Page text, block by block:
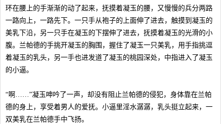
环在腰上的手渐渐的动了起来，抚摸着凝玉的腰，又慢慢的兵分两路
一路向上，一路先下。一只手从袍子的上面伸了进去，触摸到凝玉的
美乳下沿，另一只手在凝玉的下摆伸了进去，抚摸着凝玉的光滑的小
腹。兰帕德的手挑开凝玉的胸围，握住了凝玉一只美乳，用手指挑逗
着凝玉的乳头，另一手也进发道了凝玉的桃园深处，中指进入了凝玉
的小逼。
“啊……”凝玉呻吟了一声，却没有阻止兰帕德的侵犯，身体靠在兰帕
德的身上，享受着男人的爱抚。小逼里淫水潺潺，乳头挺立起来，一
双美乳在兰帕德手中飞扬。